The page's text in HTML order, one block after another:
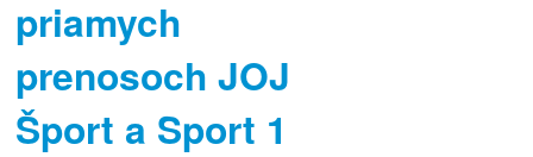
priamych
prenosoch JOJ
Šport a Sport 1